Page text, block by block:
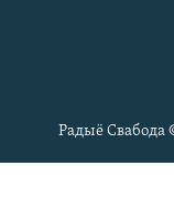
Радыё Свабода